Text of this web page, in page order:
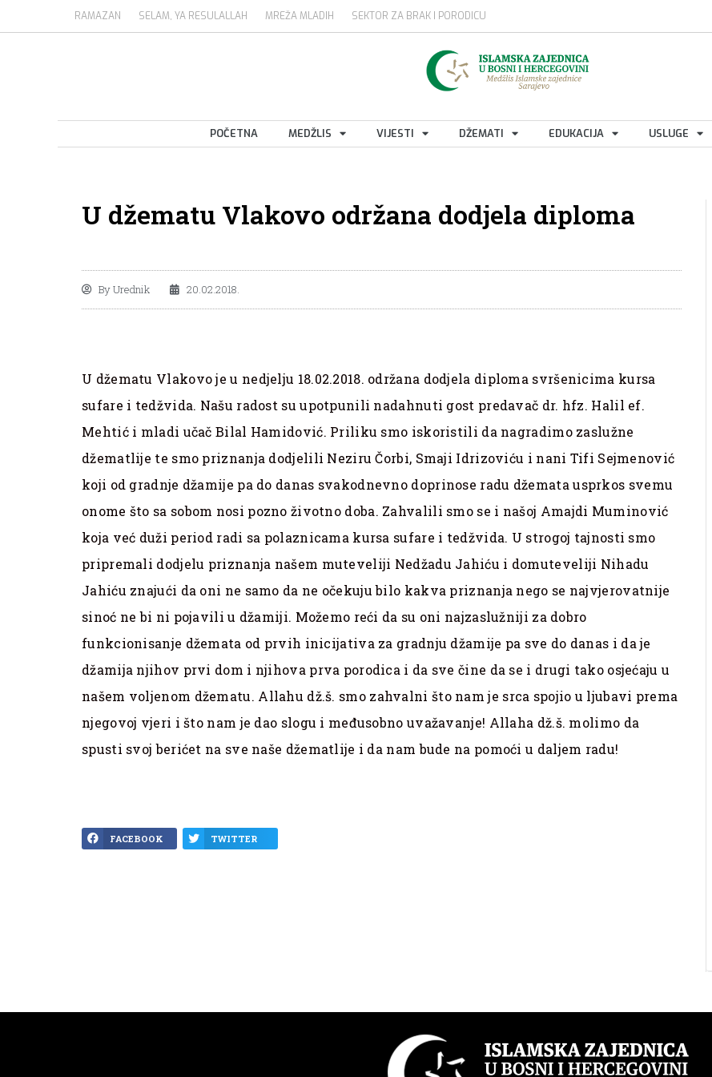
RAMAZAN SELAM, YA RESULALLAH MREŽA MLADIH SEKTOR ZA BRAK I PORODICU
POČETNA MEDŽLIS VIJESTI DŽEMATI EDUKACIJA USLUGE
U džematu Vlakovo održana dodjela diploma
ByUrednik 20.02.2018.
U džematu Vlakovo je u nedjelju 18.02.2018. održana dodjela diploma svršenicima kursa
sufare i tedžvida. Našu radost su upotpunili nadahnuti gost predavač dr. hfz. Halil ef.
Mehtić i mladi učač Bilal Hamidović. Priliku smo iskoristili da nagradimo zaslužne
džematlije te smo priznanja dodjelili Neziru Čorbi, Smaji Idrizoviću i nani Tifi Sejmenović
koji od gradnje džamije pa do danas svakodnevno doprinose radu džemata usprkos svemu
onome što sa sobom nosi pozno životno doba. Zahvalili smo se i našoj Amajdi Muminović
koja već duži period radi sa polaznicama kursa sufare i tedžvida. U strogoj tajnosti smo
pripremali dodjelu priznanja našem muteveliji Nedžadu Jahiću i domuteveliji Nihadu
Jahiću znajući da oni ne samo da ne očekuju bilo kakva priznanja nego se najvjerovatnije
sinoć ne bi ni pojavili u džamiji. Možemo reći da su oni najzaslužniji za dobro
funkcionisanje džemata od prvih inicijativa za gradnju džamije pa sve do danas i da je
džamija njihov prvi dom i njihova prva porodica i da sve čine da se i drugi tako osjećaju u
našem voljenom džematu. Allahu dž.š. smo zahvalni što nam je srca spojio u ljubavi prema
njegovoj vjeri i što nam je dao slogu i međusobno uvažavanje! Allaha dž.š. molimo da
spusti svoj berićet na sve naše džematlije i da nam bude na pomoći u daljem radu!
FACEBOOK TWITTER